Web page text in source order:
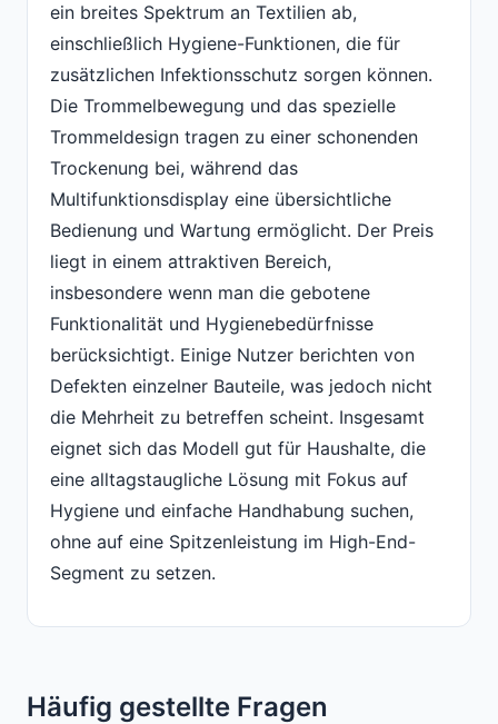
ein breites Spektrum an Textilien ab,
einschließlich Hygiene-Funktionen, die für
zusätzlichen Infektionsschutz sorgen können.
Die Trommelbewegung und das spezielle
Trommeldesign tragen zu einer schonenden
Trockenung bei, während das
Multifunktionsdisplay eine übersichtliche
Bedienung und Wartung ermöglicht. Der Preis
liegt in einem attraktiven Bereich,
insbesondere wenn man die gebotene
Funktionalität und Hygienebedürfnisse
berücksichtigt. Einige Nutzer berichten von
Defekten einzelner Bauteile, was jedoch nicht
die Mehrheit zu betreffen scheint. Insgesamt
eignet sich das Modell gut für Haushalte, die
eine alltagstaugliche Lösung mit Fokus auf
Hygiene und einfache Handhabung suchen,
ohne auf eine Spitzenleistung im High-End-
Segment zu setzen.
Häufig gestellte Fragen